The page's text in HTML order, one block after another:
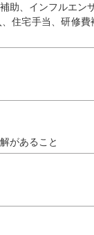
助、インフルエン
住宅手当、研修
があること